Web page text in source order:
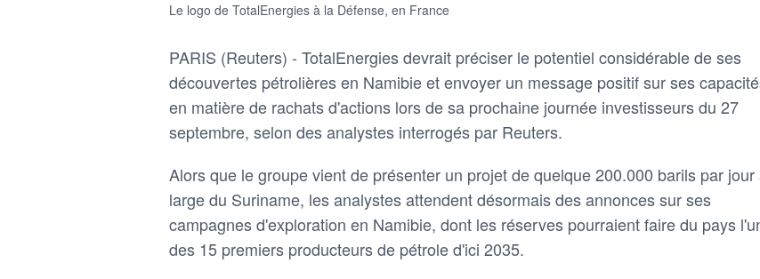
Le logo de TotalEnergies à la Défense, en France
PARIS (Reuters) - TotalEnergies devrait préciser le potentiel considérable de ses
découvertes pétrolières en Namibie et envoyer un message positif sur ses
en matière de rachats d'actions lors de sa prochaine journée investisseurs du 27
septembre, selon des analystes interrogés par Reuters.
Alors que le groupe vient de présenter un projet de quelque 200.000 barils par jour
large du Suriname, les analystes attendent désormais des annonces sur ses
campagnes d'exploration en Namibie, dont les réserves pourraient faire du pays
des 15 premiers producteurs de pétrole d'ici 2035.